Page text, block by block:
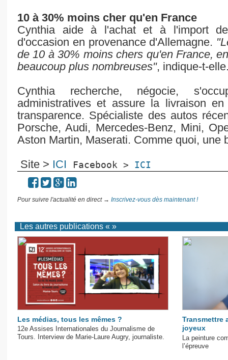
10 à 30% moins cher qu'en France
Cynthia aide à l'achat et à l'import
d'occasion en provenance d'Allemagne.
de 10 à 30% moins chers qu'en France,
beaucoup plus nombreuses", indique-t-
Cynthia recherche, négocie,
administratives et assure la livraison
transparence. Spécialiste des autos
Porsche, Audi, Mercedes-Benz, Mini,
Aston Martin, Maserati. Comme quoi, une
Site > ICI Facebook > ICI
Pour suivre l'actualité en direct → Inscrivez-vous dès maintenant !
Les autres publications « »
Les médias, tous les mêmes ?
12e Assises Internationales du Journalisme de
Tours. Interview de Marie-Laure Augry, journaliste.
Transmettre
joyeux
La peinture
l’épreuve